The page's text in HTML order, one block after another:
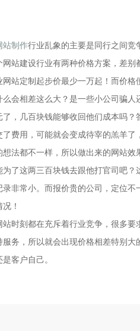
站制作行业乱象的主要是同行之间竞
站建设行业有两种价格方案，差
站定制起步价最少一万起！而价
会相差这么大？是一些小公司骗
，几百块钱能够收回他们成本吗
费用，可能就会变成待宰的羔羊
法都不一样，所以做出来的网站
了这两三百块钱去跟他打官司吧
非常小。而报价贵的公司，定位
！
时刻都在充斥着行业竞争，很多
务，所以就会出现价格相差特别
客户自己。